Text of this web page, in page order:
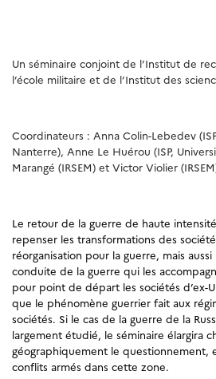
Un séminaire conjoint de l’Institut de
l’école militaire et de l’Institut des
Coordinateurs : Anna Colin-Lebedev
Nanterre), Anne Le Huérou (ISP,
Marangé (IRSEM) et Victor Violier
Le retour de la guerre de haute
repenser les transformations des
réorganisation pour la guerre, mais
conduite de la guerre qui les
pour point de départ les sociétés d’ex-
que le phénomène guerrier fait aux
sociétés. Si le cas de la guerre de la
largement étudié, le séminaire élargira
géographiquement le questionnement,
conflits armés dans cette zone.